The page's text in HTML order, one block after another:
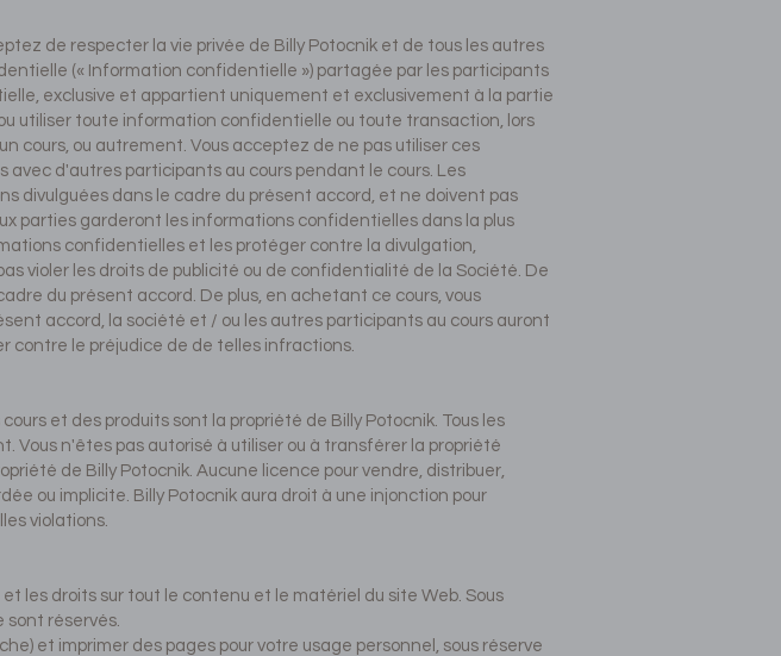
de respecter la vie privée de Billy Potocnik et de tous les autres
(« Information confidentielle ») partagée par les participants
exclusive et appartient uniquement et exclusivement à la partie
utiliser toute information confidentielle ou toute transaction, lors
cours, ou autrement. Vous acceptez de ne pas utiliser ces
d'autres participants au cours pendant le cours. Les
divulguées dans le cadre du présent accord, et ne doivent pas
parties garderont les informations confidentielles dans la plus
confidentielles et les protéger contre la divulgation,
violer les droits de publicité ou de confidentialité de la Société. De
du présent accord. De plus, en achetant ce cours, vous
accord, la société et / ou les autres participants au cours auront
contre le préjudice de de telles infractions.
et des produits sont la propriété de Billy Potocnik. Tous les
Vous n'êtes pas autorisé à utiliser ou à transférer la propriété
de Billy Potocnik. Aucune licence pour vendre, distribuer,
ou implicite. Billy Potocnik aura droit à une injonction pour
violations.
les droits sur tout le contenu et le matériel du site Web. Sous
sont réservés.
et imprimer des pages pour votre usage personnel, sous réserve